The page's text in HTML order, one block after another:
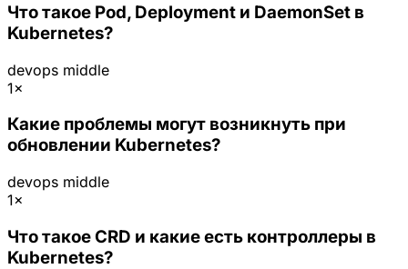
Что такое Pod, Deployment и DaemonSet в
Kubernetes?
devops middle
1×
Какие проблемы могут возникнуть при
обновлении Kubernetes?
devops middle
1×
Что такое CRD и какие есть контроллеры в
Kubernetes?